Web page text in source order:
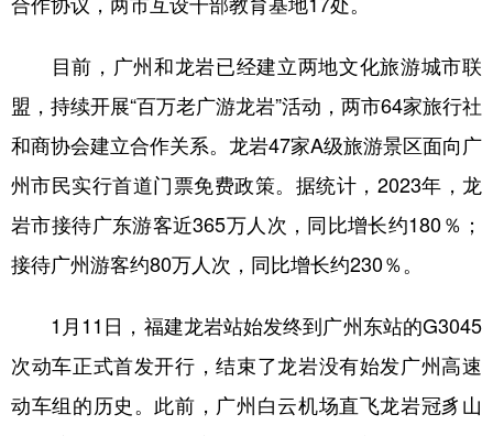
合作协议，两市互设干部教育基地17处。
目前，广州和龙岩已经建立两地文化旅游城市联
盟，持续开展“百万老广游龙岩”活动，两市64家旅行社
和商协会建立合作关系。龙岩47家A级旅游景区面向广
州市民实行首道门票免费政策。据统计，2023年，龙
岩市接待广东游客近365万人次，同比增长约180％；
接待广州游客约80万人次，同比增长约230％。
1月11日，福建龙岩站始发终到广州东站的G3045
次动车正式首发开行，结束了龙岩没有始发广州高速
动车组的历史。此前，广州白云机场直飞龙岩冠豸山